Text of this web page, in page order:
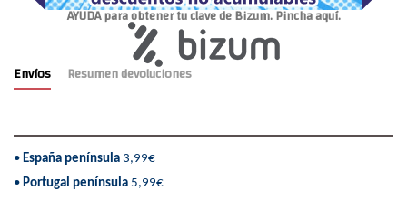
AYUDA para obtener tu clave de Bizum. Pincha aquí.
Envíos Resumen devoluciones
• España península 3,99€
• Portugal península 5,99€